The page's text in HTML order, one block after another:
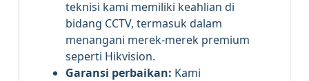
teknisi kami memiliki keahlian di
bidang CCTV, termasuk dalam
menangani merek-merek premium
seperti Hikvision.
Garansi perbaikan: Kami